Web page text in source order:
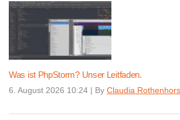
Was ist PhpStorm? Unser Leitfaden.
6. August 2026 10:24 | By Claudia